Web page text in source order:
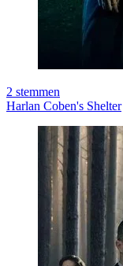
2 stemmen
Harlan Coben's Shelter